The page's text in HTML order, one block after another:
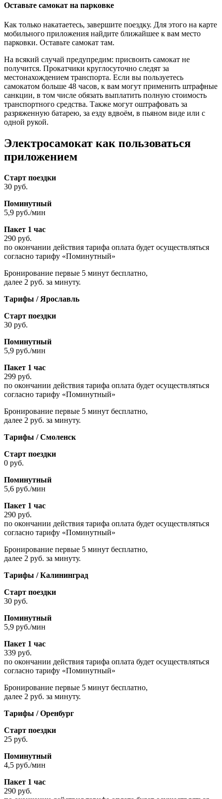
Оставьте самокат на парковке
Как только накатаетесь, завершите поездку. Для этого на карте
мобильного приложения найдите ближайшее к вам место
парковки. Оставьте самокат там.
На всякий случай предупредим: присвоить самокат не
получится. Прокатчики круглосуточно следят за
местонахождением транспорта. Если вы пользуетесь
самокатом больше 48 часов, к вам могут применить штрафные
санкции, в том числе обязать выплатить полную стоимость
транспортного средства. Также могут оштрафовать за
разряженную батарею, за езду вдвоём, в пьяном виде или с
одной рукой.
Электросамокат как пользоваться
приложением
Старт поездки
30 руб.
Поминутный
5,9 руб./мин
Пакет 1 час
290 руб.
по окончании действия тарифа оплата будет осуществляться
согласно тарифу «Поминутный»
Бронирование первые 5 минут бесплатно,
далее 2 руб. за минуту.
Тарифы / Ярославль
Старт поездки
30 руб.
Поминутный
5,9 руб./мин
Пакет 1 час
299 руб.
по окончании действия тарифа оплата будет осуществляться
согласно тарифу «Поминутный»
Бронирование первые 5 минут бесплатно,
далее 2 руб. за минуту.
Тарифы / Смоленск
Старт поездки
0 руб.
Поминутный
5,6 руб./мин
Пакет 1 час
290 руб.
по окончании действия тарифа оплата будет осуществляться
согласно тарифу «Поминутный»
Бронирование первые 5 минут бесплатно,
далее 2 руб. за минуту.
Тарифы / Калининград
Старт поездки
30 руб.
Поминутный
5,9 руб./мин
Пакет 1 час
339 руб.
по окончании действия тарифа оплата будет осуществляться
согласно тарифу «Поминутный»
Бронирование первые 5 минут бесплатно,
далее 2 руб. за минуту.
Тарифы / Оренбург
Старт поездки
25 руб.
Поминутный
4,5 руб./мин
Пакет 1 час
290 руб.